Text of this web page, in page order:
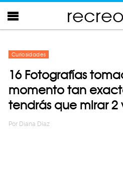
recreo
Curiosidades
16 Fotografías
momento tan
tendrás que mirar 2
Por Diana Diaz